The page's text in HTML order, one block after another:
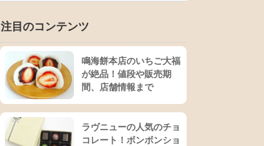
注目のコンテンツ
鳴海餅本店のいちご大福
が絶品！値段や販売期
間、店舗情報まで
ラヴニューの人気のチョ
コレート！ボンボンショ